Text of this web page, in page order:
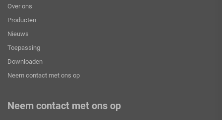
Over ons
Producten
Nieuws
Toepassing
Downloaden
Neem contact met ons op
Neem contact met ons op